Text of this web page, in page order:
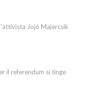
Jojó Majercsik
il referendum si tinge